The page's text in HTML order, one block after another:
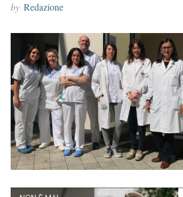
r
by Redazione